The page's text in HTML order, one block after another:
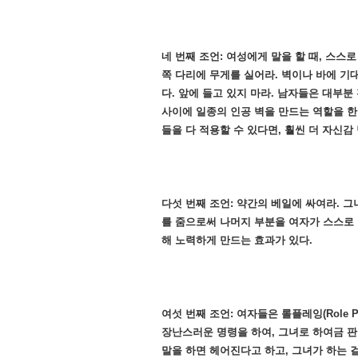
네 번째 조언: 여성에게 말을 할 때, 스스
쪽 다리에 무게를 실어라. 벽이나 바에 기
다. 앞에 들고 있지 마라. 남자들은 대부
사이에 일종의 인공 벽을 만드는 역할을
들을 다 적용할 수 있다면, 훨씬 더 자신
다섯 번째 조언: 약간의 베일에 싸여라.
를 줌으로써 나머지 부분을 여자가 스스
해 노력하게 만드는 효과가 있다.
여섯 번째 조언: 여자들은 롤플레잉(Role
장난스러운 명령을 하여, 그녀로 하여금
말을 하면 헤어진다고 하고, 그녀가 하는